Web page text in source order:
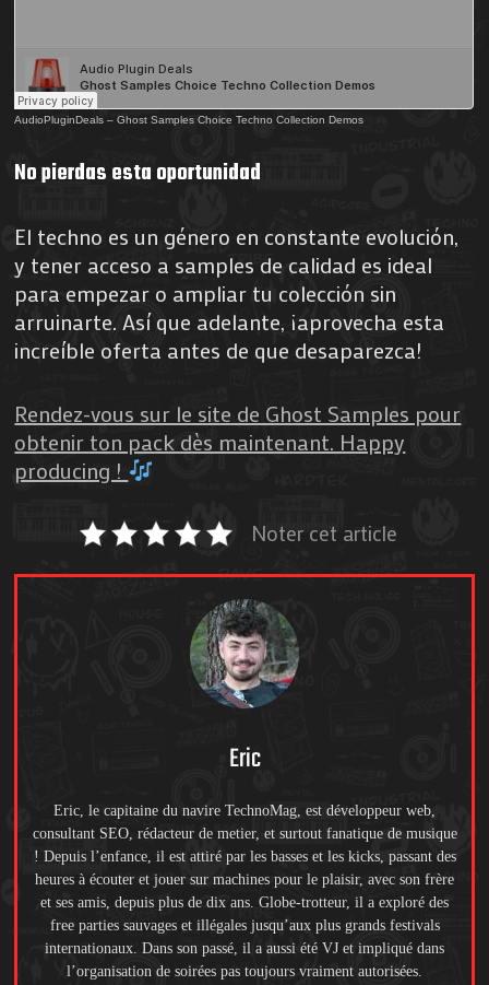
AudioPluginDeals –Ghost Samples Choice Techno Collection Demos
No pierdas esta oportunidad
El techno es un género en constante evolución,
y tener acceso a samples de calidad es ideal
para empezar o ampliar tu colección sin
arruinarte. Así que adelante, ¡aprovecha esta
increíble oferta antes de que desaparezca!
Rendez-vous sur le site de Ghost Samples pour
obtenir ton pack dès maintenant. Happy
producing !
Noter cet article
Eric
Eric, le capitaine du navire TechnoMag, est développeur web,
consultant SEO, rédacteur de metier, et surtout fanatique de musique
! Depuis l’enfance, il est attiré par les basses et les kicks, passant des
heures à écouter et jouer sur machines pour le plaisir, avec son frère
et ses amis, depuis plus de dix ans. Globe-trotteur, il a exploré des
free parties sauvages et illégales jusqu’aux plus grands festivals
internationaux. Dans son passé, il a aussi été VJ et impliqué dans
l’organisation de soirées pas toujours vraiment autorisées.